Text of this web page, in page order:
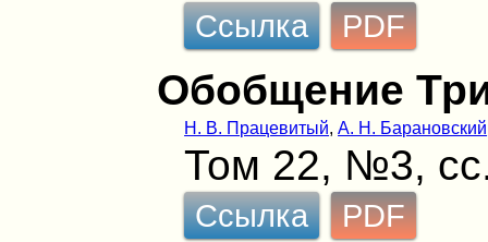
Ссылка PDF
Обобщение
Н. В. Працевитый,А. Н. Барановский
Том 22, №3,
Ссылка PDF